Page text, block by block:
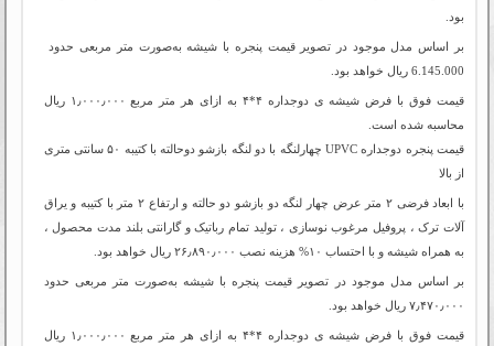
بود.
بر اساس مدل موجود در تصویر قیمت پنجره با شیشه به‌صورت متر مربعی حدود
6.145.000 ریال خواهد بود.
قیمت فوق با فرض شیشه ی دوجداره ۴*۴ به ازای هر متر مربع ۱٫۰۰۰٫۰۰۰ ریال
محاسبه شده است.
قیمت پنجره دوجداره‌ UPVC چهارلنگه با دو لنگه بازشو دوحالته با کتیبه ۵۰ سانتی متری
از بالا
با ابعاد فرضی ۲ متر عرض چهار لنگه دو بازشو دو حالته و ارتفاع ۲ متر با کتیبه و یراق
آلات ترک ، پروفیل مرغوب نوسازی ، تولید تمام رباتیک و گارانتی بلند مدت محصول ،
به همراه شیشه و با احتساب ۱۰% هزینه نصب ۲۶٫۸۹۰٫۰۰۰ ریال خواهد بود.
بر اساس مدل موجود در تصویر قیمت پنجره با شیشه به‌صورت متر مربعی حدود
۷٫۴۷۰٫۰۰۰ ریال خواهد بود.
قیمت فوق با فرض شیشه ی دوجداره ۴*۴ به ازای هر متر مربع ۱٫۰۰۰٫۰۰۰ ریال